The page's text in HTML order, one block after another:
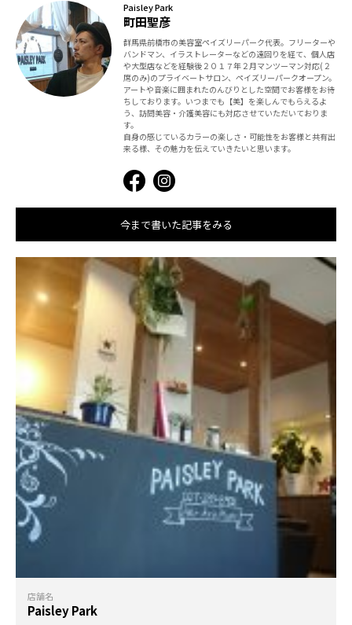
Paisley Park
町田聖彦
群馬県前橋市の美容室ペイズリーパーク代表。フリーターや
バンドマン、イラストレーターなどの遠回りを経て、個人店
や大型店などを経験後２０１７年２月マンツーマン対応(２
席のみ)のプライベートサロン、ペイズリーパークオープン。
アートや音楽に囲まれたのんびりとした空間でお客様をお待
ちしております。いつまでも【美】を楽しんでもらえるよ
う、訪問美容・介護美容にも対応させていただいておりま
す。
自身の感じているカラーの楽しさ・可能性をお客様と共有出
来る様、その魅力を伝えていきたいと思います。
今まで書いた記事をみる
店舗名
Paisley Park